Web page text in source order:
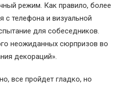
режим. Как правило, более
с телефона и визуальной
для собеседников.
неожиданных сюрпризов во
декораций».
все пройдет гладко, но